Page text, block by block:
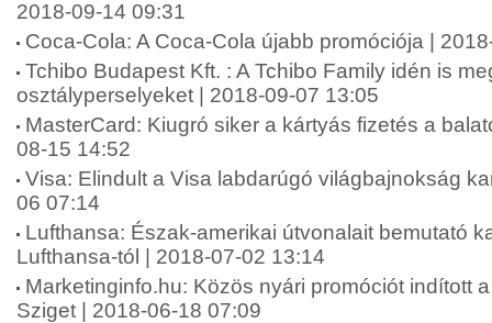
2018-09-14 09:31
Coca-Cola: A Coca-Cola újabb promóciója |
Tchibo Budapest Kft. : A Tchibo Family idén is
osztályperselyeket | 2018-09-07 13:05
MasterCard: Kiugró siker a kártyás fizetés a
08-15 14:52
Visa: Elindult a Visa labdarúgó világbajnokság
06 07:14
Lufthansa: Észak-amerikai útvonalait bemutató
Lufthansa-tól | 2018-07-02 13:14
Marketinginfo.hu: Közös nyári promóciót indított
Sziget | 2018-06-18 07:09